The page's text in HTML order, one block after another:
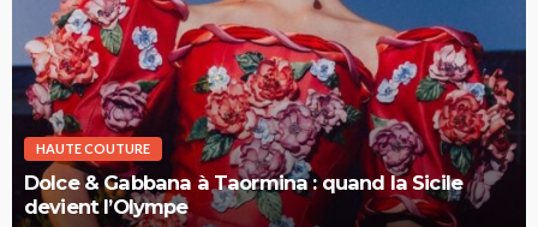
HAUTE COUTURE
Dolce & Gabbana à Taormina : quand la Sicile
devient l’Olympe